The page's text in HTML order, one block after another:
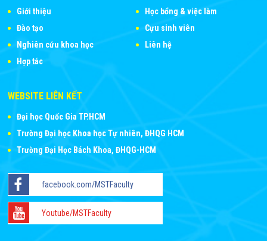
Giới thiệu
Đào tạo
Nghiên cứu khoa học
Hợp tác
Học bổng & việc làm
Cựu sinh viên
Liên hệ
WEBSITE LIÊN KẾT
Đại học Quốc Gia TP.HCM
Trường Đại học Khoa học Tự nhiên, ĐHQG HCM
Trường Đại Học Bách Khoa, ĐHQG-HCM
facebook.com/MSTFaculty
Youtube/MSTFaculty